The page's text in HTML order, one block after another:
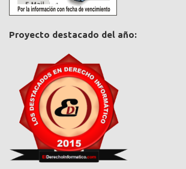
Proyecto destacado del año: